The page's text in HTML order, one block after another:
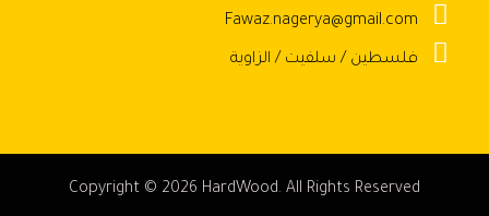
Fawaz.nagerya@gmail.com
فلسطين / سلفيت / الزاوية
Copyright © 2026 HardWood. All Rights Reserved